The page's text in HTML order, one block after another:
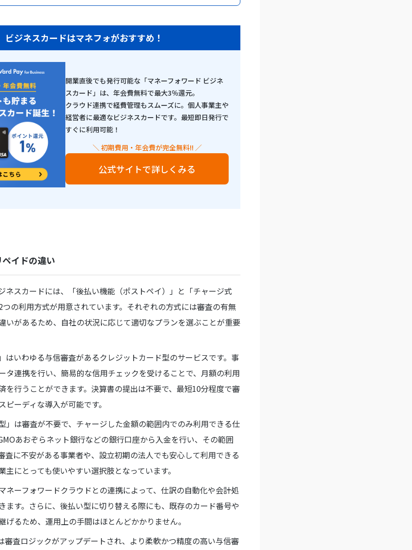
ビジネスカードはマネフォがおすすめ！
開業直後でも発行可能な「マネーフォワード ビジネ
スカード」は、年会費無料で最大3％還元。
クラウド連携で経費管理もスムーズに。個人事業主や
経営者に最適なビジネスカードです。最短即日発行で
すぐに利用可能！
＼ 初期費用・年会費が完全無料!! ／
公式サイトで詳しくみる
イドの違い
ネスカードには、「後払い機能（ポストペイ）」と「チャージ式
つの利用方式が用意されています。それぞれの方式には審査の有無
いがあるため、自社の状況に応じて適切なプランを選ぶことが重要
はいわゆる与信審査があるクレジットカード型のサービスです。事
タ連携を行い、簡易的な信用チェックを受けることで、月額の利用
を行うことができます。決算書の提出は不要で、最短10分程度で審
ーディな導入が可能です。
」は審査が不要で、チャージした金額の範囲内でのみ利用できる仕
あおぞらネット銀行などの銀行口座から入金を行い、その範囲
査に不安がある事業者や、設立初期の法人でも安心して利用できる
主にとっても使いやすい選択肢となっています。
ネーフォワードクラウドとの連携によって、仕訳の自動化や会計処
ます。さらに、後払い型に切り替える際にも、既存のカード番号や
げるため、運用上の手間はほとんどかかりません。
審査ロジックがアップデートされ、より柔軟かつ精度の高い与信審